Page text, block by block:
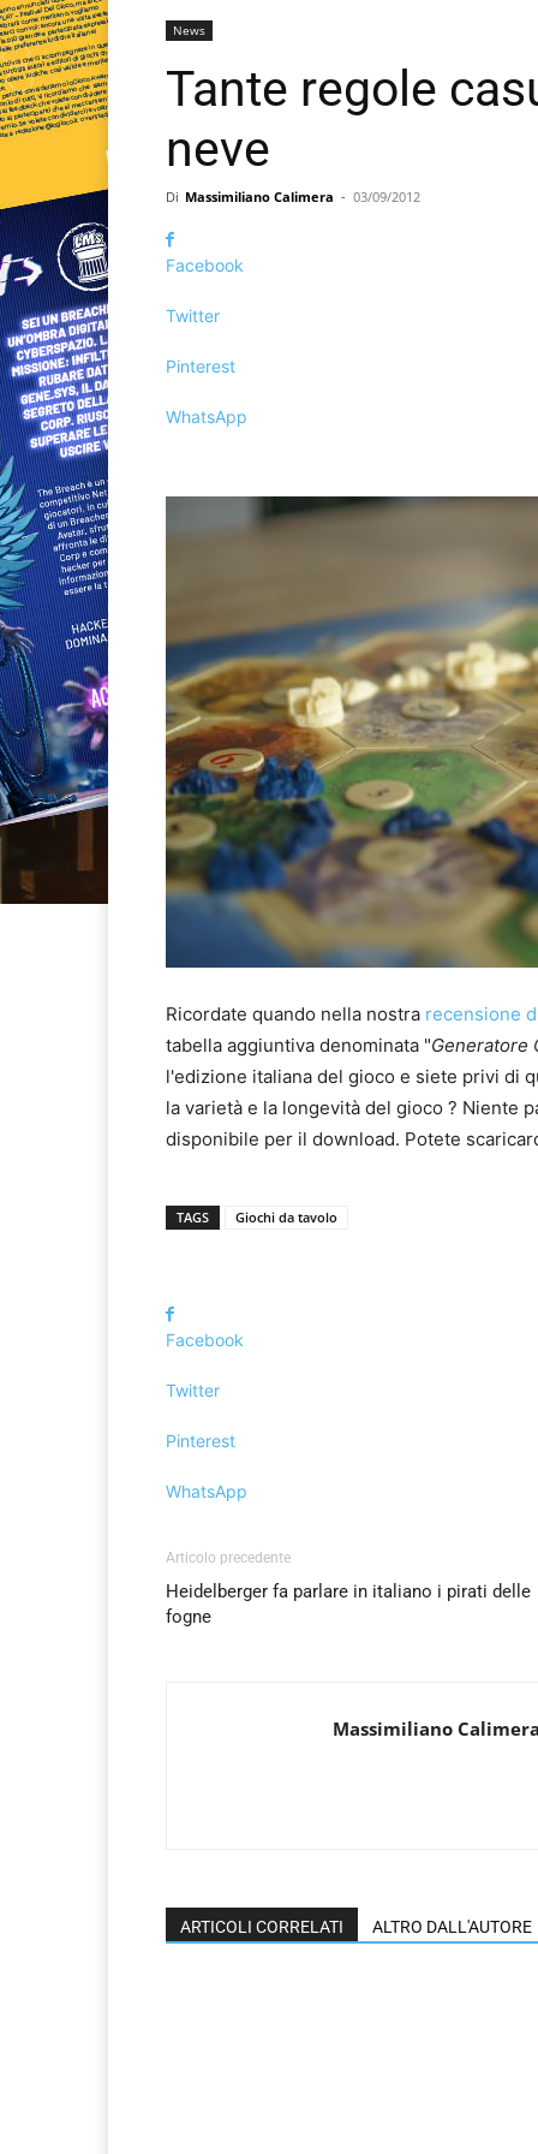
News
Tante regole
neve
Di Massimiliano Calimera - 03/09/2012
Facebook
Twitter
Pinterest
WhatsApp
Ricordate quando nella nostra recensione
tabella aggiuntiva denominata "Generatore
l'edizione italiana del gioco e siete privi di
la varietà e la longevità del gioco ? Niente
disponibile per il download. Potete
TAGS Giochi da tavolo
Facebook
Twitter
Pinterest
WhatsApp
Articolo precedente
Heidelberger fa parlare in italiano i pirati delle
fogne
Massimiliano Calimera
ARTICOLI CORRELATI ALTRO DALL'AUTORE